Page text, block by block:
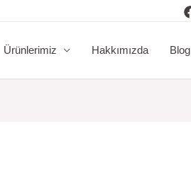
Ürünlerimiz Hakkımızda Blog